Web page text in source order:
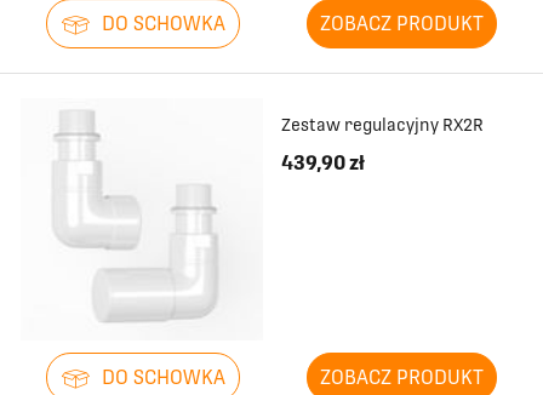
DO SCHOWKA ZOBACZ PRODUKT
Zestaw regulacyjny RX2R
439,90 zł
DO SCHOWKA ZOBACZ PRODUKT